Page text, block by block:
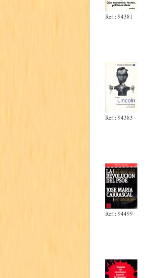
Ref.: 94381
Ref.: 94383
Ref.: 94499